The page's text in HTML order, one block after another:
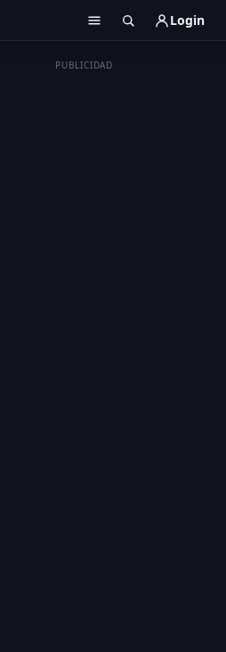
Login
PUBLICIDAD